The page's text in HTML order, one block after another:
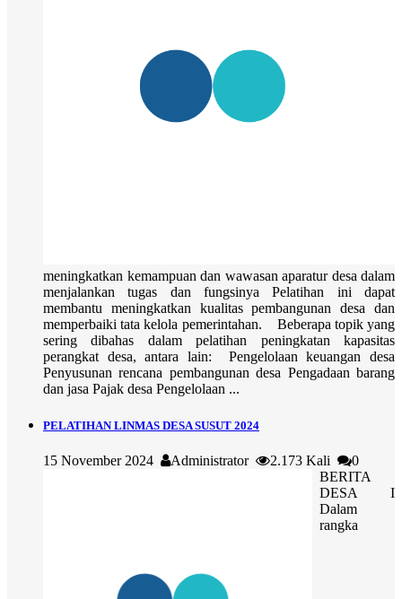
meningkatkan kemampuan dan wawasan aparatur desa dalam
menjalankan tugas dan fungsinya Pelatihan ini dapat
membantu meningkatkan kualitas pembangunan desa dan
memperbaiki tata kelola pemerintahan. Beberapa topik yang
sering dibahas dalam pelatihan peningkatan kapasitas
perangkat desa, antara lain: Pengelolaan keuangan desa
Penyusunan rencana pembangunan desa Pengadaan barang
dan jasa Pajak desa Pengelolaan ...
PELATIHAN LINMAS DESA SUSUT 2024
15 November 2024 Administrator 2.173 Kali
0
BERITA
DESA I
Dalam
rangka